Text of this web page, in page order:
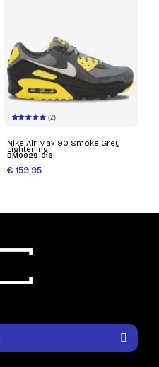
(2)
Nike Air Max 90 Smoke Grey
Lightening
DM0029-016
€ 159,95